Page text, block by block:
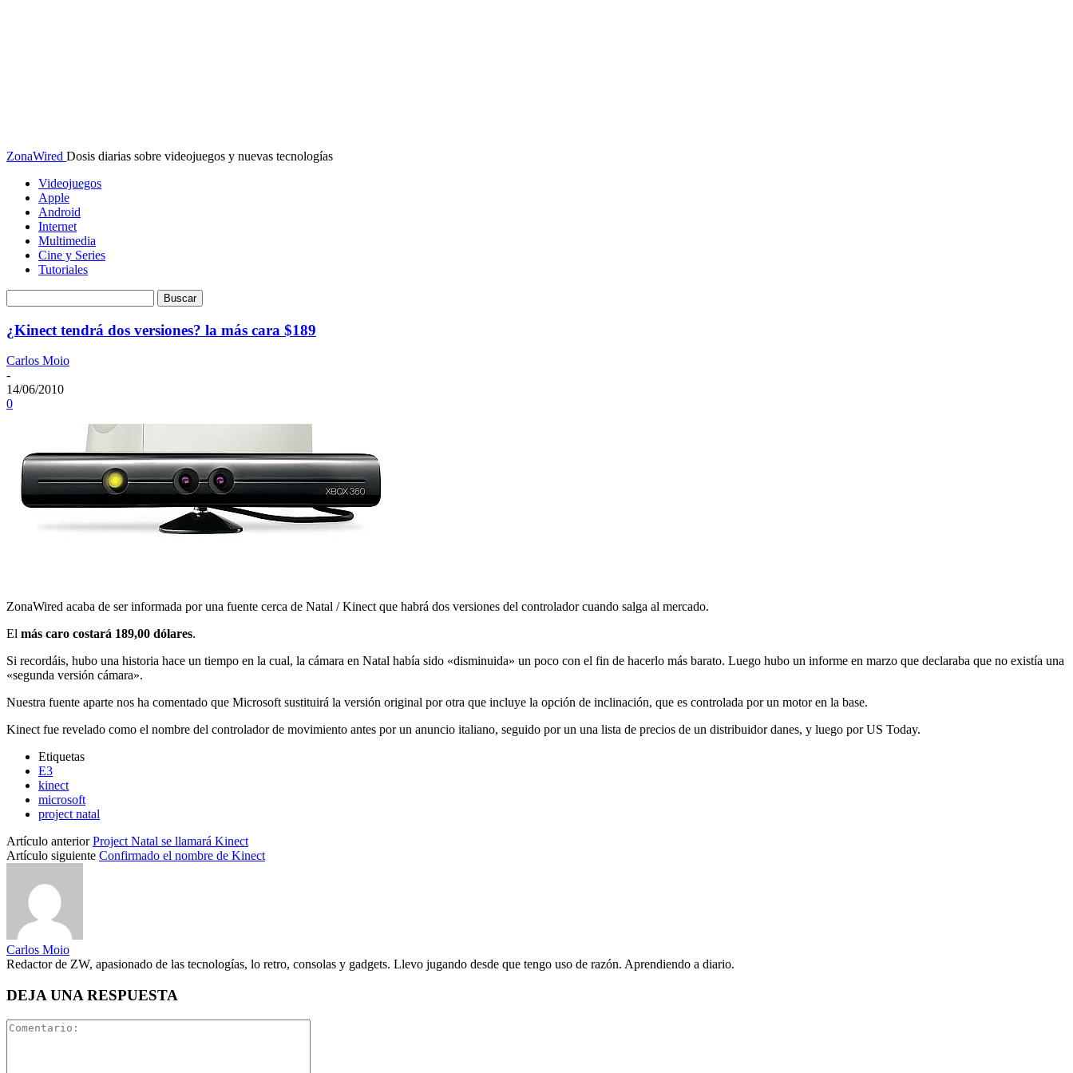
ZonaWired Dosis diarias sobre videojuegos y nuevas tecnologías
Videojuegos
Apple
Android
Internet
Multimedia
Cine y Series
Tutoriales
¿Kinect tendrá dos versiones? la más cara $189
Carlos Moio
-
14/06/2010
0
ZonaWired acaba de ser informada por una fuente cerca de Natal / Kinect que habrá dos versiones del controlador cuando salga al mercado.
El más caro costará 189,00 dólares.
Si recordáis, hubo una historia hace un tiempo en la cual, la cámara en Natal había sido «disminuida» un poco con el fin de hacerlo más barato. Luego hubo un informe en marzo que declaraba que no existía una
«segunda versión cámara».
Nuestra fuente aparte nos ha comentado que Microsoft sustituirá la versión original por otra que incluye la opción de inclinación, que es controlada por un motor en la base.
Kinect fue revelado como el nombre del controlador de movimiento antes por un anuncio italiano, seguido por un una lista de precios de un distribuidor danes, y luego por US Today.
Etiquetas
E3
kinect
microsoft
project natal
Artículo anterior Project Natal se llamará Kinect
Artículo siguiente Confirmado el nombre de Kinect
Carlos Moio
Redactor de ZW, apasionado de las tecnologías, lo retro, consolas y gadgets. Llevo jugando desde que tengo uso de razón. Aprendiendo a diario.
DEJA UNA RESPUESTA